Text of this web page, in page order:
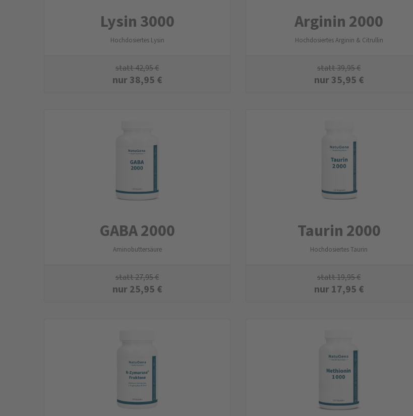
Lysin 3000
Hochdosiertes Lysin
statt42,95€
nur38,95 €
Arginin 2000
Hochdosiertes Arginin & Citrullin
statt39,95€
nur35,95 €
GABA 2000
Aminobuttersäure
statt27,95€
nur25,95 €
Taurin 2000
Hochdosiertes Taurin
statt19,95€
nur17,95 €